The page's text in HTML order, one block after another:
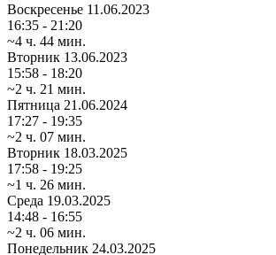
Воскресенье 11.06.2023
16:35 - 21:20
~4 ч. 44 мин.
Вторник 13.06.2023
15:58 - 18:20
~2 ч. 21 мин.
Пятница 21.06.2024
17:27 - 19:35
~2 ч. 07 мин.
Вторник 18.03.2025
17:58 - 19:25
~1 ч. 26 мин.
Среда 19.03.2025
14:48 - 16:55
~2 ч. 06 мин.
Понедельник 24.03.2025